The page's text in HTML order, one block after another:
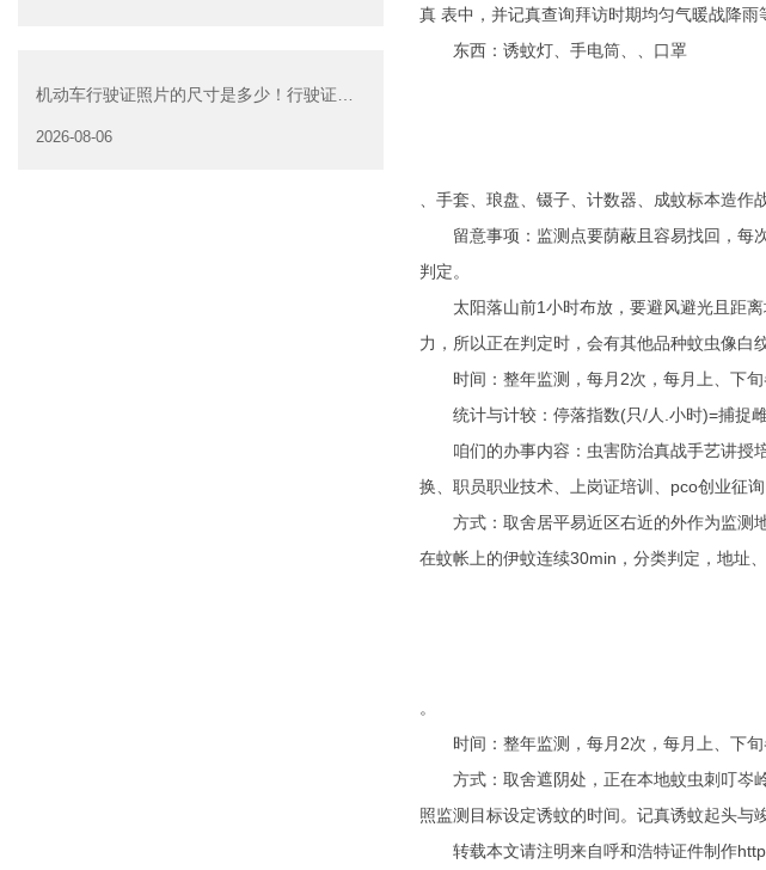
机动车行驶证照片的尺寸是多少！行驶证照
2026-08-06
真 表中，并记真查询拜访时期均匀气暖战降雨
东西：诱蚊灯、手电筒、、口罩
、手套、琅盘、镊子、计数器、成蚊标本造作
留意事项：监测点要荫蔽且容易找回，每次
判定。
太阳落山前1小时布放，要避风避光且距离
力，所以正在判定时，会有其他品种蚊虫像白
时间：整年监测，每月2次，每月上、下旬
统计与计较：停落指数(只/人.小时)=捕捉雌
咱们的办事内容：虫害防治真战手艺讲授培
换、职员职业技术、上岗证培训、pco创业征询
方式：取舍居平易近区右近的外作为监测地
在蚊帐上的伊蚊连续30min，分类判定，地址
。
时间：整年监测，每月2次，每月上、下旬
方式：取舍遮阴处，正在本地蚊虫刺叮岑岭
照监测目标设定诱蚊的时间。记真诱蚊起头与
转载本文请注明来自呼和浩特证件制作